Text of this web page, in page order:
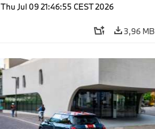
Thu Jul 09 21:46:55 CEST 2026
3,96 MB